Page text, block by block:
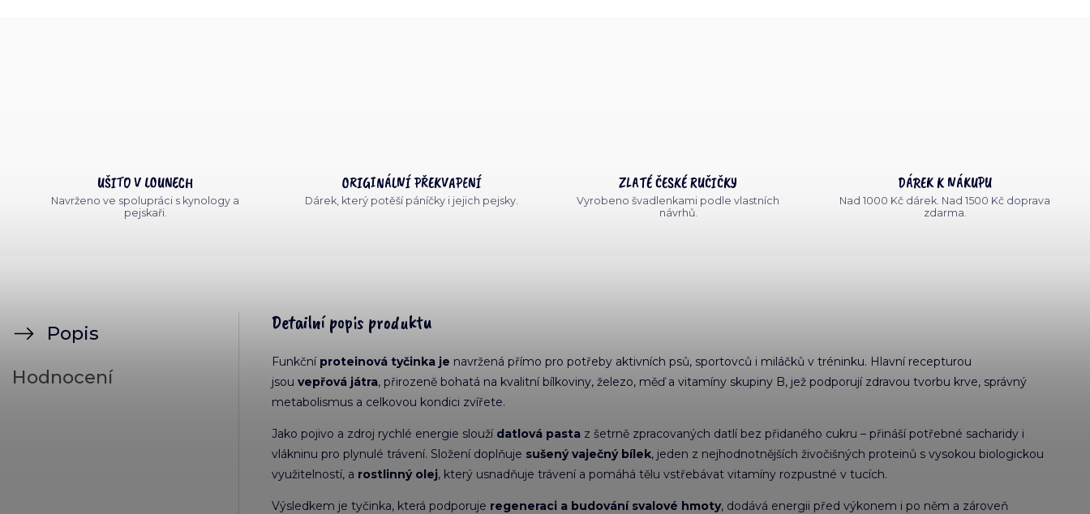
UŠITO V LOUNECH
Navrženo ve spolupráci s kynology a
pejskaři.
ORIGINÁLNÍ PŘEKVAPENÍ
Dárek, který potěší páníčky i jejich pejsky.
ZLATÉ ČESKÉ RUČIČKY
Vyrobeno švadlenkami podle vlastních
návrhů.
DÁREK K NÁKUPU
Nad 1000 Kč dárek. Nad 1500 Kč doprava
zdarma.
Popis
Hodnocení
Detailní popis produktu
Funkční proteinová tyčinka je navržená přímo pro potřeby aktivních psů, sportovců i miláčků v tréninku. Hlavní recepturou
jsou vepřová játra, přirozeně bohatá na kvalitní bílkoviny, železo, měď a vitamíny skupiny B, jež podporují zdravou tvorbu krve, správný
metabolismus a celkovou kondici zvířete.
Jako pojivo a zdroj rychlé energie slouží datlová pasta z šetrně zpracovaných datlí bez přidaného cukru – přináší potřebné sacharidy i
vlákninu pro plynulé trávení. Složení doplňuje sušený vaječný bílek, jeden z nejhodnotnějších živočišných proteinů s vysokou biologickou
využitelností, a rostlinný olej, který usnadňuje trávení a pomáhá tělu vstřebávat vitamíny rozpustné v tucích.
Výsledkem je tyčinka, která podporuje regeneraci a budování svalové hmoty, dodává energii před výkonem i po něm a zároveň